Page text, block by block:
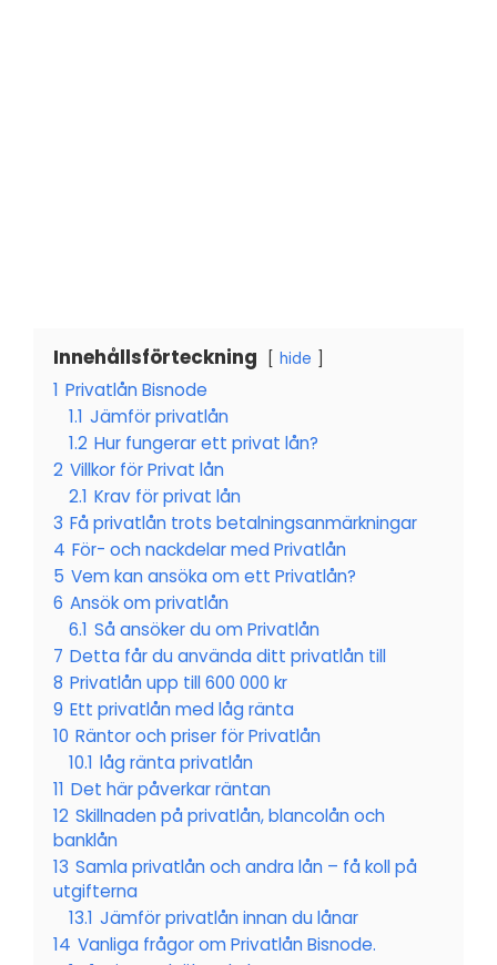
Innehållsförteckning hide
1 Privatlån Bisnode
1.1 Jämför privatlån
1.2 Hur fungerar ett privat lån?
2 Villkor för Privat lån
2.1 Krav för privat lån
3 Få privatlån trots betalningsanmärkningar
4 För- och nackdelar med Privatlån
5 Vem kan ansöka om ett Privatlån?
6 Ansök om privatlån
6.1 Så ansöker du om Privatlån
7 Detta får du använda ditt privatlån till
8 Privatlån upp till 600 000 kr
9 Ett privatlån med låg ränta
10 Räntor och priser för Privatlån
10.1 låg ränta privatlån
11 Det här påverkar räntan
12 Skillnaden på privatlån, blancolån och
banklån
13 Samla privatlån och andra lån – få koll på
utgifterna
13.1 Jämför privatlån innan du lånar
14 Vanliga frågor om Privatlån Bisnode.